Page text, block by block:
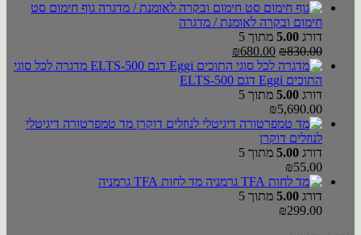
גוף חימום סט
חימום ובקרה לאומנת / מדגרה
דורג 5.00 מתוך 5
₪830.00
המחיר
המקורי
היה:
₪830.00.
₪680.00
הנוכחי
הוא:
מדגרה לכל סוגי
התוכים Eggi דגם ELTS-500
דורג 5.00 מתוך 5
₪5,690.00
מד טמפרטורה דיגיטלי
לנוזלים דוקרן
דורג 5.00 מתוך 5
₪55.00
מד לחות TFA גרמניה
דורג 5.00 מתוך 5
₪299.00